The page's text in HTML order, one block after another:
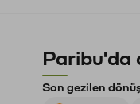
Paribu'da
Son gezilen